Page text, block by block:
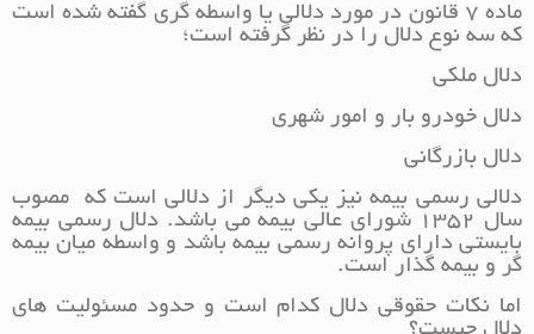
ماده ۷ قانون در مورد دلالی یا واسطه گری گفته شده است
که سه نوع دلال را در نظر گرفته است؛
دلال ملکی
دلال خودرو بار و امور شهری
دلال بازرگانی
دلالی رسمی بیمه نیز یکی دیگر از دلالی است که مصوب
سال ۱۳۵۲ شورای عالی بیمه می باشد. دلال رسمی بیمه
بایستی دارای پروانه رسمی بیمه باشد و واسطه میان بیمه
گر و بیمه گذار است.
اما نکات حقوقی دلال کدام است و حدود مسئولیت های